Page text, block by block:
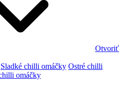
Otvoriť
Sladké chilli omáčky Ostré chilli
omáčky